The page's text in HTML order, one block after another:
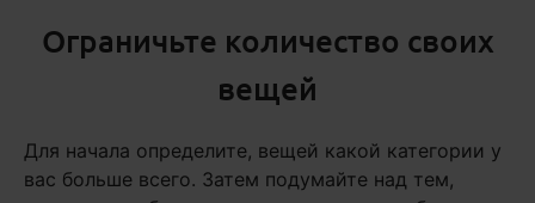
Ограничьте количество своих
вещей
Для начала определите, вещей какой категории у
вас больше всего. Затем подумайте над тем,